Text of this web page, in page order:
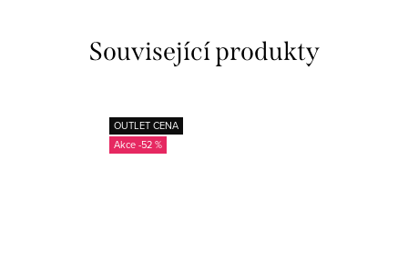
Související produkty
OUTLET CENA
-52 %